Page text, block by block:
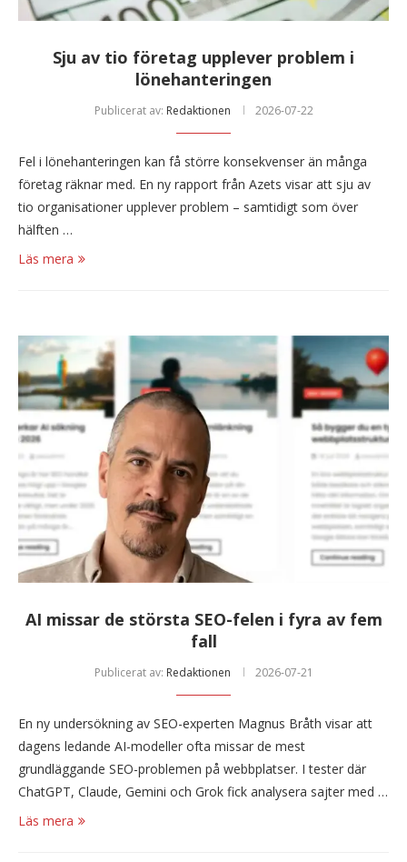
Sju av tio företag upplever problem i
lönehanteringen
Publicerat av: Redaktionen 2026-07-22
Fel i lönehanteringen kan få större konsekvenser än många
företag räknar med. En ny rapport från Azets visar att sju av
tio organisationer upplever problem – samtidigt som över
hälften …
Läs mera
AI missar de största SEO-felen i fyra av fem
fall
Publicerat av: Redaktionen 2026-07-21
En ny undersökning av SEO-experten Magnus Bråth visar att
dagens ledande AI-modeller ofta missar de mest
grundläggande SEO-problemen på webbplatser. I tester där
ChatGPT, Claude, Gemini och Grok fick analysera sajter med …
Läs mera